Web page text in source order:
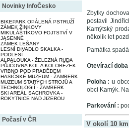
Novinky InfoČesko
BIKEPARK OPÁLENÁ PSTRUŽÍ
ZÁMEK ŽINKOVY
MIKULÁŠTÍKOVO FOJTSTVÍ V
JASENNÉ
ZÁMEK LEŠANY
LESNÍ DIVADLO SKALKA -
PODLESÍ
ALPALOUKA - ŽELEZNÁ RUDA
PŮJČOVNA KOL A KOLOBĚŽEK -
VRBNO POD PRADĚDEM
HASIČSKÉ MUZEUM - ŽAMBERK
MUZEUM STARÝCH STROJŮ A
TECHNOLOGIÍ - ŽAMBERK
SKI AREÁL SACHROVKA -
ROKYTNICE NAD JIZEROU
Počasí v ČR
Zbytky
postavil
Kamýtský
několik let
Památka
Otevírací doba
Poloha : u
obci Kamýk.
Parkování :
V okolí 10